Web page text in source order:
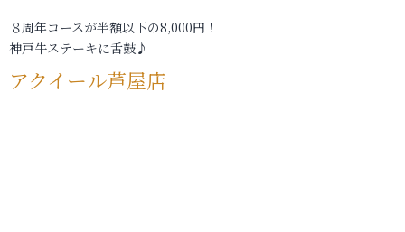
８周年コースが半額以下の8,000円！
神戸牛ステーキに舌鼓♪
アクイール芦屋店